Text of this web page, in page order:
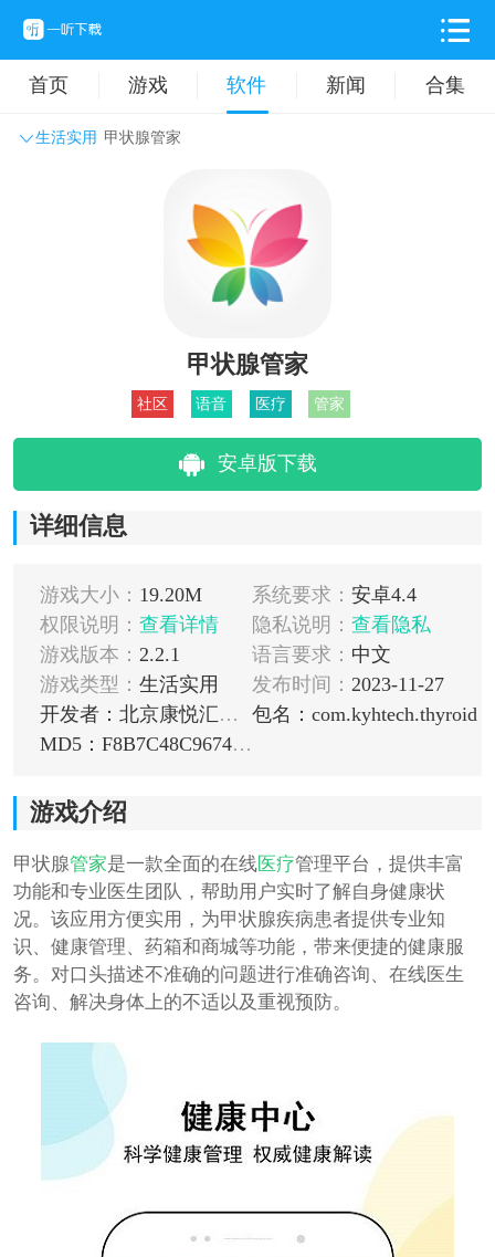
首页 游戏 软件 新闻 合集
生活实用 甲状腺管家
拍摄美化 时尚购物
甲状腺管家
社区 语音 医疗 管家
安卓版下载
详细信息
游戏大小： 19.20M 系统要求： 安卓4.4
权限说明： 查看详情 隐私说明： 查看隐私
游戏版本： 2.2.1 语言要求： 中文
游戏类型： 生活实用 发布时间： 2023-11-27
开发者：北京康悦汇文化科技有限公司
包名：com.kyhtech.thyroid
MD5：F8B7C48C967477A933812733DB9E2CB5
游戏介绍
甲状腺管家是一款全面的在线医疗管理平台，提供丰富
功能和专业医生团队，帮助用户实时了解自身健康状
况。该应用方便实用，为甲状腺疾病患者提供专业知
识、健康管理、药箱和商城等功能，带来便捷的健康服
务。对口头描述不准确的问题进行准确咨询、在线医生
咨询、解决身体上的不适以及重视预防。